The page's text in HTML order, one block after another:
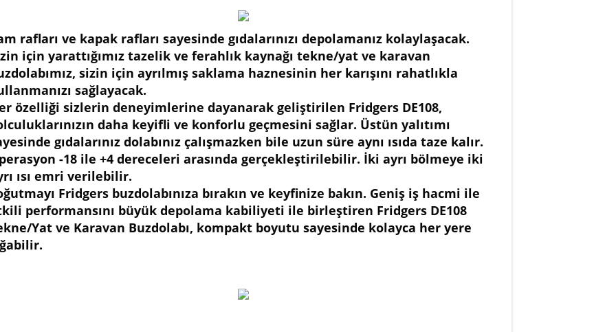
rafları ve kapak rafları sayesinde gıdalarınızı depolamanız kolaylaşacak.
için yarattığımız tazelik ve ferahlık kaynağı tekne/yat ve karavan
sizin için ayrılmış saklama haznesinin her karışını rahatlıkla
sağlayacak.
özelliği sizlerin deneyimlerine dayanarak geliştirilen Fridgers DE108,
daha keyifli ve konforlu geçmesini sağlar. Üstün yalıtımı
gıdalarınız dolabınız çalışmazken bile uzun süre aynı ısıda taze kalır.
-18 ile +4 dereceleri arasında gerçekleştirilebilir. İki ayrı bölmeye iki
ısı emri verilebilir.
Fridgers buzdolabınıza bırakın ve keyfinize bakın. Geniş iş hacmi ile
performansını büyük depolama kabiliyeti ile birleştiren Fridgers DE108
Yat ve Karavan Buzdolabı, kompakt boyutu sayesinde kolayca her yere